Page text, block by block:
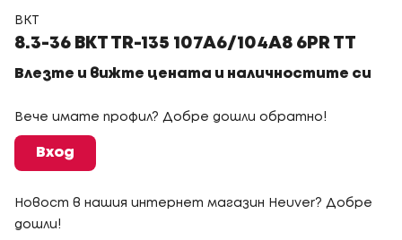
BKT
8.3-36 BKT TR-135 107A6/104A8 6PR TT
Влезте и вижте цената и наличностите си
Вече имате профил? Добре дошли обратно!
Вход
Новост в нашия интернет магазин Heuver? Добре
дошли!